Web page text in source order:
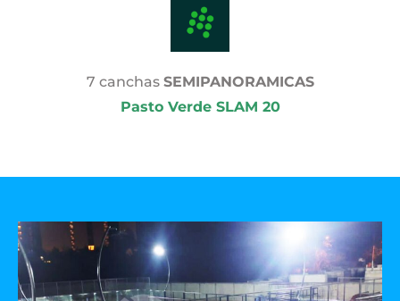
7 canchas SEMIPANORAMICAS
Pasto Verde SLAM 20